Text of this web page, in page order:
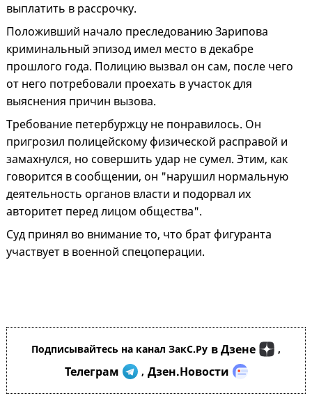
выплатить в рассрочку.
Положивший начало преследованию Зарипова
криминальный эпизод имел место в декабре
прошлого года. Полицию вызвал он сам, после чего
от него потребовали проехать в участок для
выяснения причин вызова.
Требование петербуржцу не понравилось. Он
пригрозил полицейскому физической расправой и
замахнулся, но совершить удар не сумел. Этим, как
говорится в сообщении, он "нарушил нормальную
деятельность органов власти и подорвал их
авторитет перед лицом общества".
Суд принял во внимание то, что брат фигуранта
участвует в военной спецоперации.
Подписывайтесь на канал ЗакС.Ру в Дзене ,
Телеграм , Дзен.Новости